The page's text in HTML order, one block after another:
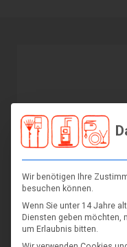
Wir benötigen Ihre
besuchen können.
Wenn Sie unter 14 Jahre
Diensten geben möchten,
um Erlaubnis bitten.